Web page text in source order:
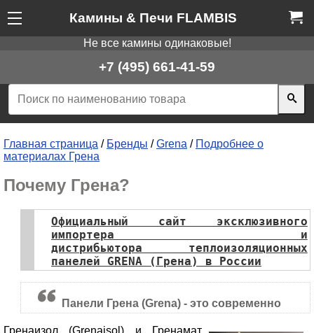
Камины & Печи FLAMBIS
Не все камины одинаковые!
+7 (495) 661-41-59
Главная страница / Бренды /Grena / Подробнее о
материалах Грена
Почему Грена?
Официальный сайт эксклюзивного
импортера и
дистрибьютора теплоизоляционных
панелей GRENA (Грена) в России
Панели Грена (Grena) - это современно
Гренаизол (Grenaisol) и Гренамат